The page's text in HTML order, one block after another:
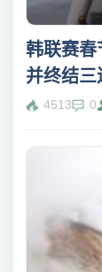
韩联赛春
并终结三
4513 0